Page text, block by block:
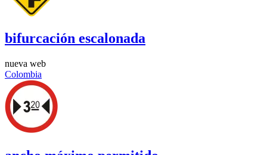
bifurcación escalonada
nueva web
Colombia